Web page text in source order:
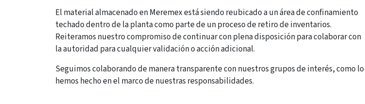
El material almacenado en Meremex está siendo reubicado a un área de confinamiento
techado dentro de la planta como parte de un proceso de retiro de inventarios.
Reiteramos nuestro compromiso de continuar con plena disposición para colaborar con
la autoridad para cualquier validación o acción adicional.
Seguimos colaborando de manera transparente con nuestros grupos de interés, como lo
hemos hecho en el marco de nuestras responsabilidades.